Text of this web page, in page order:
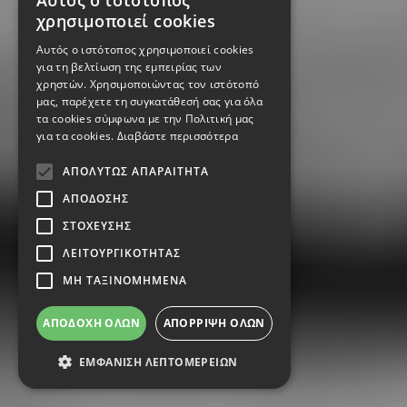
χρησιμοποιεί cookies
Αυτός ο ιστότοπος χρησιμοποιεί cookies
για τη βελτίωση της εμπειρίας των
χρηστών. Χρησιμοποιώντας τον ιστότοπό
μας, παρέχετε τη συγκατάθεσή σας για όλα
τα cookies σύμφωνα με την Πολιτική μας
για τα cookies. Διαβάστε περισσότερα
ΑΠΟΛΎΤΩΣ ΑΠΑΡΑΊΤΗΤΑ
ΑΠΌΔΟΣΗΣ
ΣΤΌΧΕΥΣΗΣ
ΛΕΙΤΟΥΡΓΙΚΌΤΗΤΑΣ
ΜΗ ΤΑΞΙΝΟΜΗΜΈΝΑ
ΑΠΟΔΟΧΉ ΌΛΩΝ ΑΠΌΡΡΙΨΗ ΌΛΩΝ
ΕΜΦΆΝΙΣΗ ΛΕΠΤΟΜΕΡΕΙΏΝ